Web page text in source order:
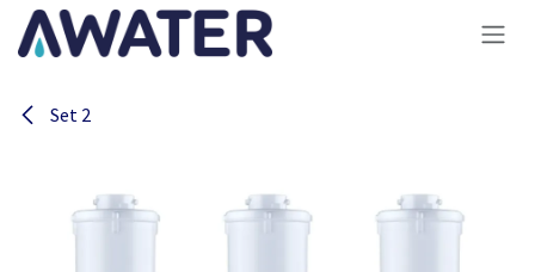
Overslaan naar inhoud
Set 2